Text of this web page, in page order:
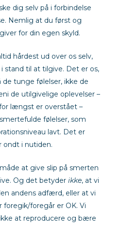
dig selv på i forbindelse
Nemlig at du først og
for din egen skyld.
hårdest ud over os selv,
stand til at tilgive. Det er os,
tunge følelser, ikke de
de utilgivelige oplevelser –
længst er overstået –
følelser, som
lavt. Det er
ondt i nutiden.
at give slip på smerten
Og det betyder ikke, at vi
andens adfærd, eller at vi
foregik/foregår er OK. Vi
at reproducere og bære